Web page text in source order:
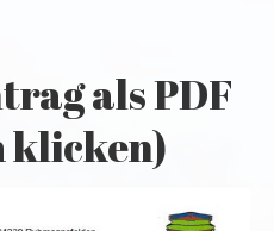
als PDF
klicken)